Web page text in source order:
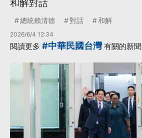
和解對話
總統賴清德 對話 和解
2026/6/4 12:34
閱讀更多 #中華民國台灣有關的新聞